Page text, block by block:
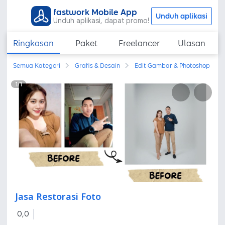
fastwork Mobile App
Unduh aplikasi, dapat promo! Unduh aplikasi
Ringkasan Paket Freelancer Ulasan
Semua Kategori Grafis & Desain Edit Gambar & Photoshop
1/1
Jasa Restorasi Foto
0,0